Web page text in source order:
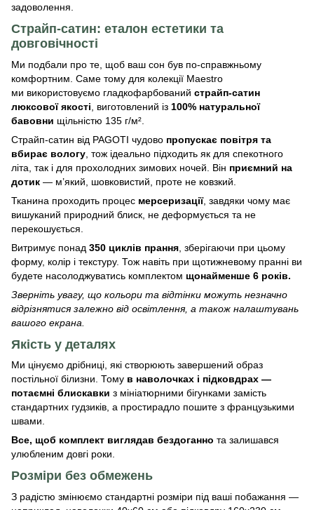
задоволення.
Страйп-сатин: еталон естетики та
довговічності
Ми подбали про те, щоб ваш сон був по-справжньому
комфортним. Саме тому для колекції Maestro
ми використовуємо гладкофарбований страйп-сатин
люксової якості , виготовлений із 100% натуральної
бавовни щільністю 135 г/м².
Страйп-сатин від PAGOTI чудово пропускає повітря та
вбирає вологу , тож ідеально підходить як для спекотного
літа, так і для прохолодних зимових ночей. Він приємний на
дотик — м’який, шовковистий, проте не ковзкий.
Тканина проходить процес мерсеризації, завдяки чому має
вишуканий природний блиск, не деформується та не
перекошується.
Витримує понад 350 циклів прання , зберігаючи при цьому
форму, колір і текстуру. Тож навіть при щотижневому пранні ви
будете насолоджуватись комплектом щонайменше 6 років.
Зверніть увагу, що кольори та відтінки можуть незначно
відрізнятися залежно від освітлення, а також налаштувань
вашого екрана.
Якість у деталях
Ми цінуємо дрібниці, які створюють завершений образ
постільної білизни. Тому в наволочках і підковдрах —
потаємні блискавки з мініатюрними бігунками замість
стандартних гудзиків, а простирадло пошите з французькими
швами.
Все, щоб комплект виглядав бездоганно та залишався
улюбленим довгі роки.
Розміри без обмежень
З радістю змінюємо стандартні розміри під ваші побажання —